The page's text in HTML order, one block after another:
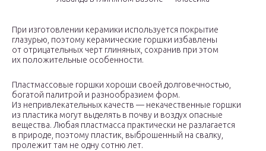
При изготовлении керамики используется покрытие
глазурью, поэтому керамические горшки избавлены
от отрицательных черт глиняных, сохранив при этом
их положительные особенности.
Пластмассовые горшки хороши своей долговечностью,
богатой палитрой и разнообразием форм.
Из непривлекательных качеств — некачественные горшки
из пластика могут выделять в почву и воздух опасные
вещества. Любая пластмасса практически не разлагается
в природе, поэтому пластик, выброшенный на свалку,
пролежит там не одну сотню лет.